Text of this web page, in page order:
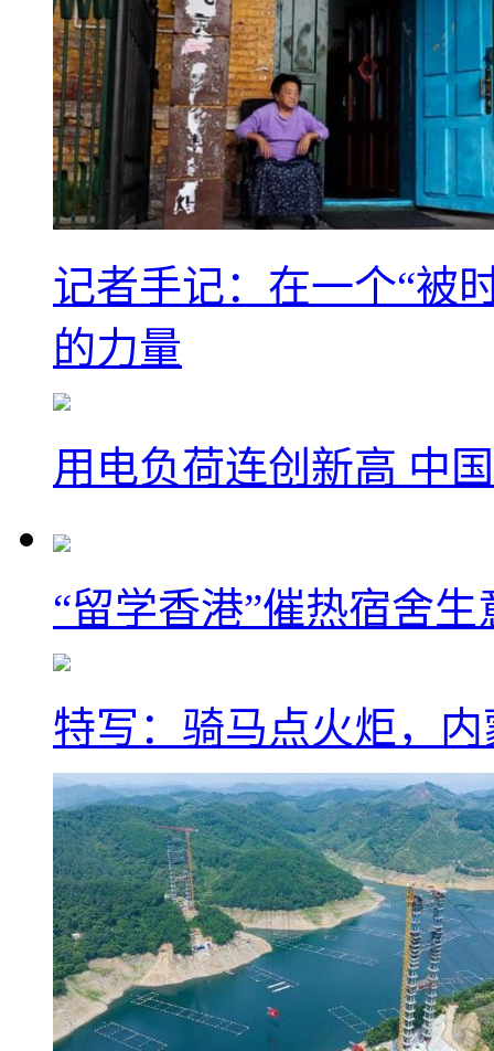
记者手记：在一个“被
的力量
用电负荷连创新高 中
“留学香港”催热宿舍
特写：骑马点火炬，